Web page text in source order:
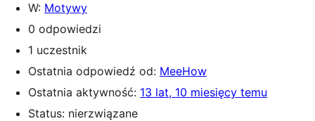
W: Motywy
0 odpowiedzi
1 uczestnik
Ostatnia odpowiedź od: MeeHow
Ostatnia aktywność: 13 lat, 10 miesięcy temu
Status: nierzwiązane